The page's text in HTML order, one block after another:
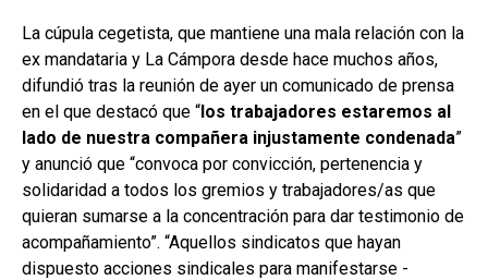
La cúpula cegetista, que mantiene una mala relación con la
ex mandataria y La Cámpora desde hace muchos años,
difundió tras la reunión de ayer un comunicado de prensa
en el que destacó que “los trabajadores estaremos al
lado de nuestra compañera injustamente condenada”
y anunció que “convoca por convicción, pertenencia y
solidaridad a todos los gremios y trabajadores/as que
quieran sumarse a la concentración para dar testimonio de
acompañamiento”. “Aquellos sindicatos que hayan
dispuesto acciones sindicales para manifestarse -